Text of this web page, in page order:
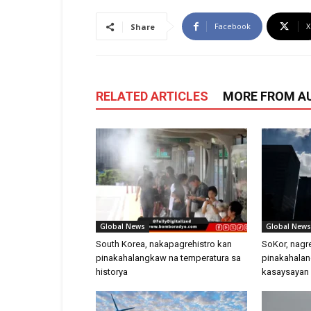
Share Facebook X
RELATED ARTICLES MORE FROM
Global News
South Korea, nakapagrehistro kan
pinakahalangkaw na temperatura sa
historya
Global News
SoKor,
kasaysayan